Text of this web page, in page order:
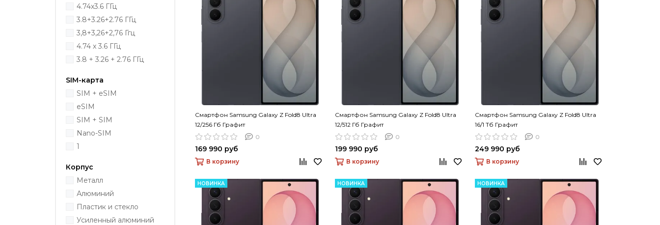
4.74x3.6 ГГц
3.8+3.26+2.76 ГГц
3,8+3,26+2,76 Ггц
4.74 x 3.6 ГГц
3.8 + 3.26 + 2.76 ГГц
SIM-карта
SIM + eSIM
eSIM
SIM + SIM
Nano-SIM
1
Корпус
Металл
Алюминий
Пластик и стекло
Усиленный алюминий
Смартфон Samsung Galaxy Z Fold8 Ultra
12/256 Гб Графит
0
169 990 руб
В корзину
Смартфон Samsung Galaxy Z Fold8 Ultra
12/512 Гб Графит
0
199 990 руб
В корзину
Смартфон Samsung Galaxy Z Fold8 Ultra
16/1 Тб Графит
0
249 990 руб
В корзину
НОВИНКА НОВИНКА НОВИНКА